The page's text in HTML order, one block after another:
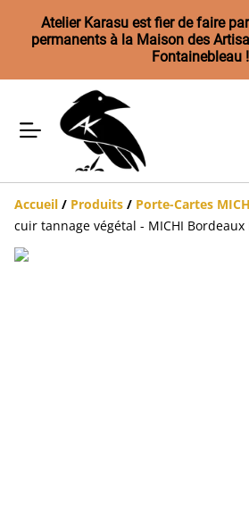
Atelier Karasu est fier de faire
permanents à la Maison des
Fontainebleau !
Accueil / Produits / Porte-Cartes
cuir tannage végétal - MICHI Bordeaux